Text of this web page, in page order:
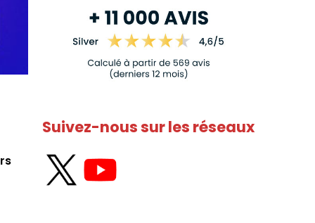
Suivez-nous sur les réseaux